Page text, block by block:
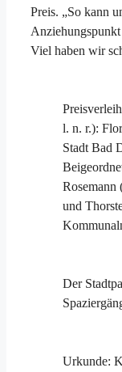
Preis. „So kann
Viel haben wir
l. n. r.):
Stadt Bad
Rosemann
und
Der
Urkunde: